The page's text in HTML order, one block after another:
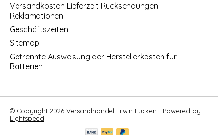
Versandkosten Lieferzeit Rücksendungen
Reklamationen
Geschäftszeiten
Sitemap
Getrennte Ausweisung der Herstellerkosten für
Batterien
© Copyright 2026 Versandhandel Erwin Lücken - Powered by
Lightspeed